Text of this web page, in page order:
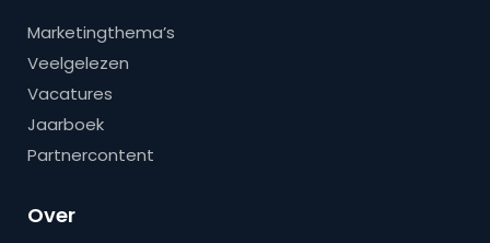
Marketingthema’s
Veelgelezen
Vacatures
Jaarboek
Partnercontent
Over